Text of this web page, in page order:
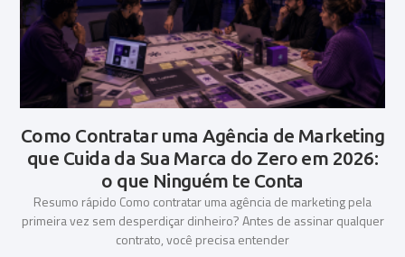
Como Contratar uma Agência de Marketing
que Cuida da Sua Marca do Zero em 2026:
o que Ninguém te Conta
Resumo rápido Como contratar uma agência de marketing pela
primeira vez sem desperdiçar dinheiro? Antes de assinar qualquer
contrato, você precisa entender